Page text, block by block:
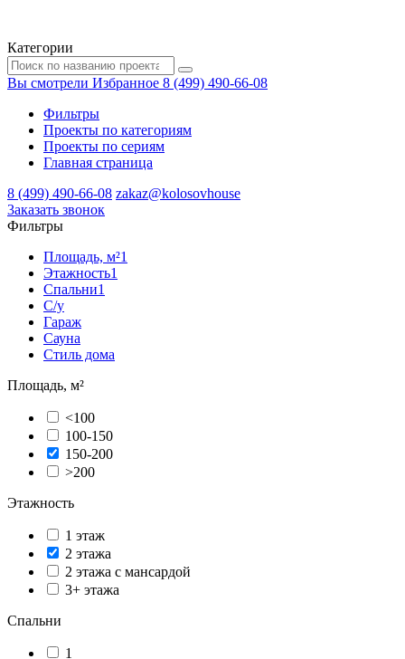
Категории
Вы смотрели Избранное 8 (499) 490-66-08
Фильтры
Проекты по категориям
Проекты по сериям
Главная страница
8 (499) 490-66-08 zakaz@kolosovhouse
3аказать звонок
Фильтры
Площадь, м²1
Этажность1
Спальни1
С/у
Гараж
Сауна
Стиль дома
Площадь, м²
<100
100-150
150-200
>200
Этажность
1 этаж
2 этажа
2 этажа с мансардой
3+ этажа
Спальни
1